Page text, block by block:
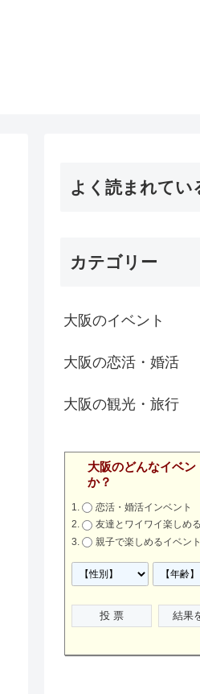
よく読まれてい
カテゴリー
大阪のイベント
大阪の恋活・婚活
大阪の観光・旅行
大阪のどんなイベ
か？
恋活・婚活インベント
友達とワイワイ楽しめ
親子で楽しめるイベント